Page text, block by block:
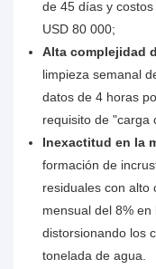
de 45 días y
USD 80 000;
Alta complejidad
limpieza semanal
datos de 4 horas
requisito de "carga
Inexactitud en la
formación de
residuales con alto
mensual del 8%
distorsionando los
tonelada de agua.